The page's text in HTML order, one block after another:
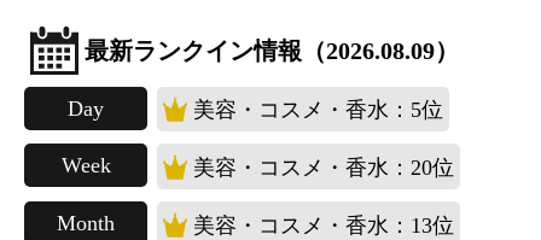
最新ランクイン情報（2026.08.09）
Day 美容・コスメ・香水：5位
Week 美容・コスメ・香水：20位
Month 美容・コスメ・香水：13位